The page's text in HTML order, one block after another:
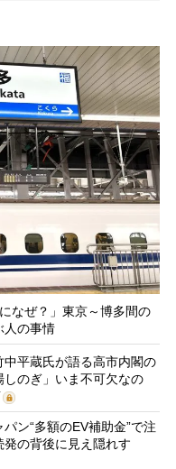
なぜ？」東京～博多間の
人の事情
中平蔵氏が語る高市内閣の
のぎ」いま不可欠なの
ン“多額のEV補助金”で注
の背後に見え隠れす